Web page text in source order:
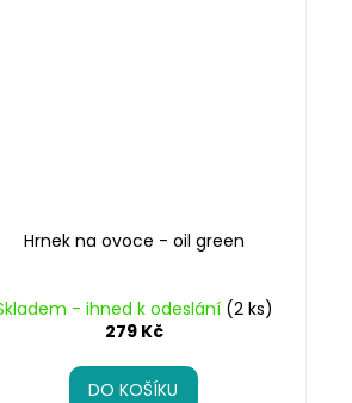
Hrnek na ovoce - oil green
- ihned k odeslání (2 ks)
279 Kč
DO KOŠÍKU